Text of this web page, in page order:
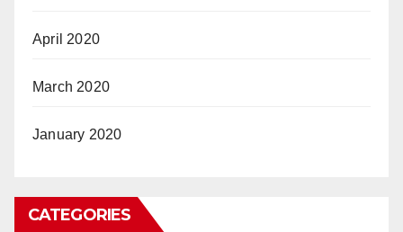
April 2020
March 2020
January 2020
CATEGORIES